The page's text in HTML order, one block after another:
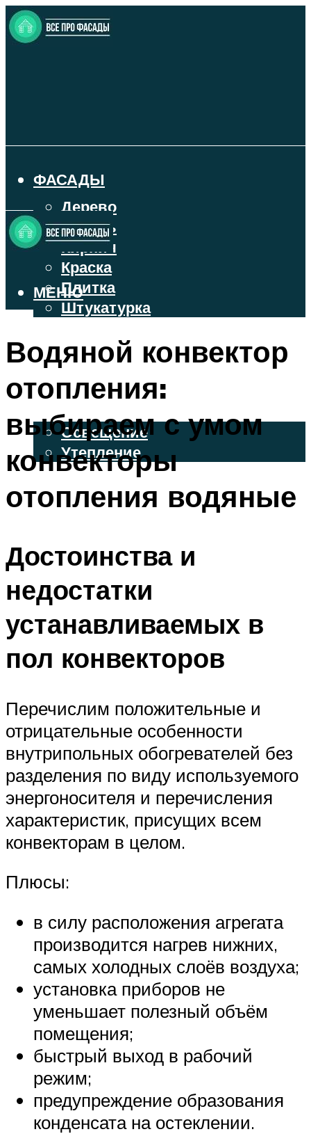
ФАСАДЫ
Дерево
Камень
Кирпич
Краска
Плитка
Штукатурка
ВЕНТИЛИРУЕМЫЕ ФАСАДЫ
ФАСАДНЫЙ САЙДИНГ
ОСВЕЩЕНИЕ И УТЕПЛЕНИЕ
Освещение
Утепление
МЕНЮ
Водяной конвектор
отопления:
выбираем с умом
конвекторы
отопления водяные
Достоинства и
недостатки
устанавливаемых в
пол конвекторов
Перечислим положительные и
отрицательные особенности
внутрипольных обогревателей без
разделения по виду используемого
энергоносителя и перечисления
характеристик, присущих всем
конвекторам в целом.
Плюсы:
в силу расположения агрегата
производится нагрев нижних,
самых холодных слоёв воздуха;
установка приборов не
уменьшает полезный объём
помещения;
быстрый выход в рабочий
режим;
предупреждение образования
конденсата на остеклении.